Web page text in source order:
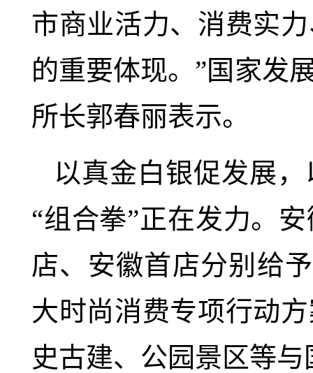
市商业活力、消费实
的重要体现。”国家发
所长郭春丽表示。
以真金白银促发展
“组合拳”正在发力。
店、安徽首店分别给
大时尚消费专项行动
史古建、公园景区等